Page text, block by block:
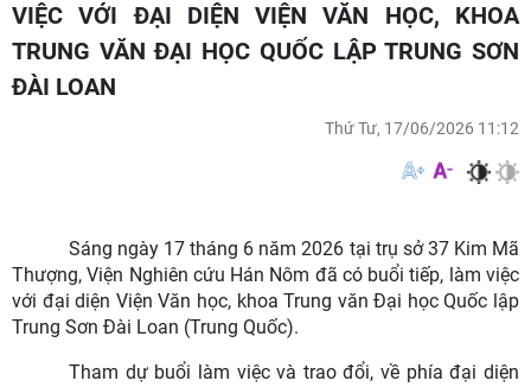
VIỆC VỚI ĐẠI DIỆN VIỆN VĂN HỌC, KHOA
TRUNG VĂN ĐẠI HỌC QUỐC LẬP TRUNG SƠN
ĐÀI LOAN
Thứ Tư, 17/06/2026 11:12
Sáng ngày 17 tháng 6 năm 2026 tại trụ sở 37 Kim Mã
Thượng, Viện Nghiên cứu Hán Nôm đã có buổi tiếp, làm việc
với đại diện Viện Văn học, khoa Trung văn Đại học Quốc lập
Trung Sơn Đài Loan (Trung Quốc).
Tham dự buổi làm việc và trao đổi, về phía đại diện